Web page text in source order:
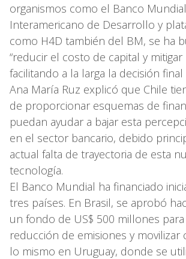
organismos como el Banco
Interamericano de Desarrollo y
como H4D también del BM, se ha
“reducir el costo de capital y mitigar
facilitando a la larga la decisión final
Ana María Ruz explicó que Chile
de proporcionar esquemas de
puedan ayudar a bajar esta
en el sector bancario, debido
actual falta de trayectoria de esta
tecnología.
El Banco Mundial ha financiado
tres países. En Brasil, se aprobó
un fondo de US$ 500 millones para
reducción de emisiones y movilizar
lo mismo en Uruguay, donde se